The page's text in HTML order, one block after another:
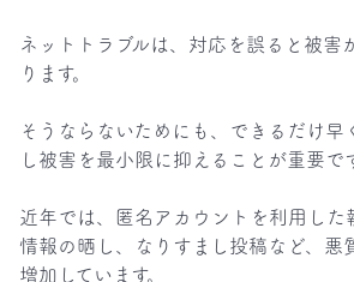
ネットトラブルは、対応を誤ると被害
ります。
そうならないためにも、できるだけ早
し被害を最小限に抑えることが重要で
近年では、匿名アカウントを利用した
情報の晒し、なりすまし投稿など、悪
増加しています。